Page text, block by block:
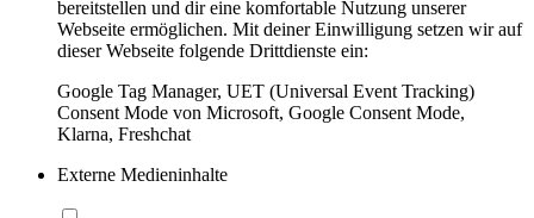
bereitstellen und dir eine komfortable Nutzung unserer
Webseite ermöglichen. Mit deiner Einwilligung setzen wir auf
dieser Webseite folgende Drittdienste ein:
Google Tag Manager, UET (Universal Event Tracking)
Consent Mode von Microsoft, Google Consent Mode,
Klarna, Freshchat
Externe Medieninhalte